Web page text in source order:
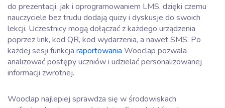
do prezentacji, jak i oprogramowaniem LMS, dzięki czemu
nauczyciele bez trudu dodają quizy i dyskusje do swoich
lekcji. Uczestnicy mogą dołączać z każdego urządzenia
poprzez link, kod QR, kod wydarzenia, a nawet SMS. Po
każdej sesji funkcja raportowania Wooclap pozwala
analizować postępy uczniów i udzielać personalizowanej
informacji zwrotnej.
Wooclap najlepiej sprawdza się w środowiskach